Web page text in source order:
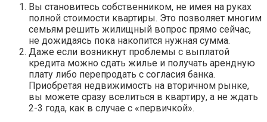
Вы становитесь собственником, не имея на руках
полной стоимости квартиры. Это позволяет многим
семьям решить жилищный вопрос прямо сейчас,
не дожидаясь пока накопится нужная сумма.
Даже если возникнут проблемы с выплатой
кредита можно сдать жилье и получать арендную
плату либо перепродать с согласия банка.
Приобретая недвижимость на вторичном рынке,
вы можете сразу вселиться в квартиру, а не ждать
2-3 года, как в случае с «первичкой».